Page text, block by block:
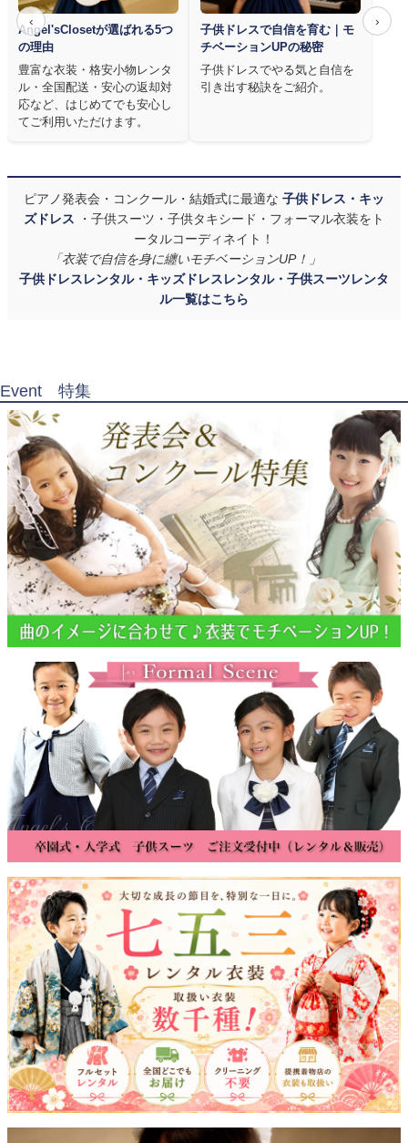
‹ ›
Angel'sClosetが選ばれる5つ
の理由
豊富な衣装・格安小物レンタ
ル・全国配送・安心の返却対
応など、はじめてでも安心し
てご利用いただけます。
子供ドレスで自信を育む｜モ
チベーションUPの秘密
子供ドレスでやる気と自信を
引き出す秘訣をご紹介。
ピアノ発表会・コンクール・結婚式に最適な 子供ドレス・キッ
ズドレス
・子供スーツ・子供タキシード・フォーマル衣装をト
ータルコーディネイト！
「衣装で自信を身に纏いモチベーションUP！」
子供ドレスレンタル・キッズドレスレンタル・子供スーツレンタ
ル一覧はこちら
Event 特集